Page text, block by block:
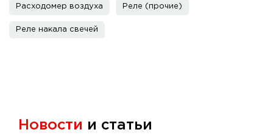
Расходомер воздуха Реле (прочие)
Реле накала свечей
Новости и статьи